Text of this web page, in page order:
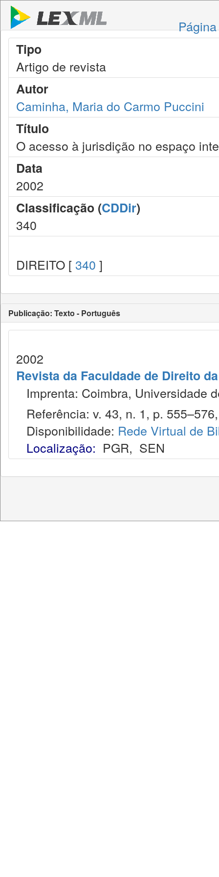
Tipo
Artigo de revista
Autor
Caminha, Maria do Carmo Puccini
Título
O acesso à jurisdição no espaço
Data
2002
Classificação (CDDir)
340
DIREITO [ 340 ]
Publicação: Texto - Português
2002
Revista da Faculdade de Direito
Imprenta: Coimbra, Universidade
Referência: v. 43, n. 1, p.
Disponibilidade: Rede Virtual de
Localização: PGR, SEN